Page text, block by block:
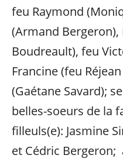
feu Raymond
(Armand
Boudreault), feu
Francine (feu
(Gaétane Savard);
belles-soeurs de la
filleuls(e): Jasmine
et Cédric